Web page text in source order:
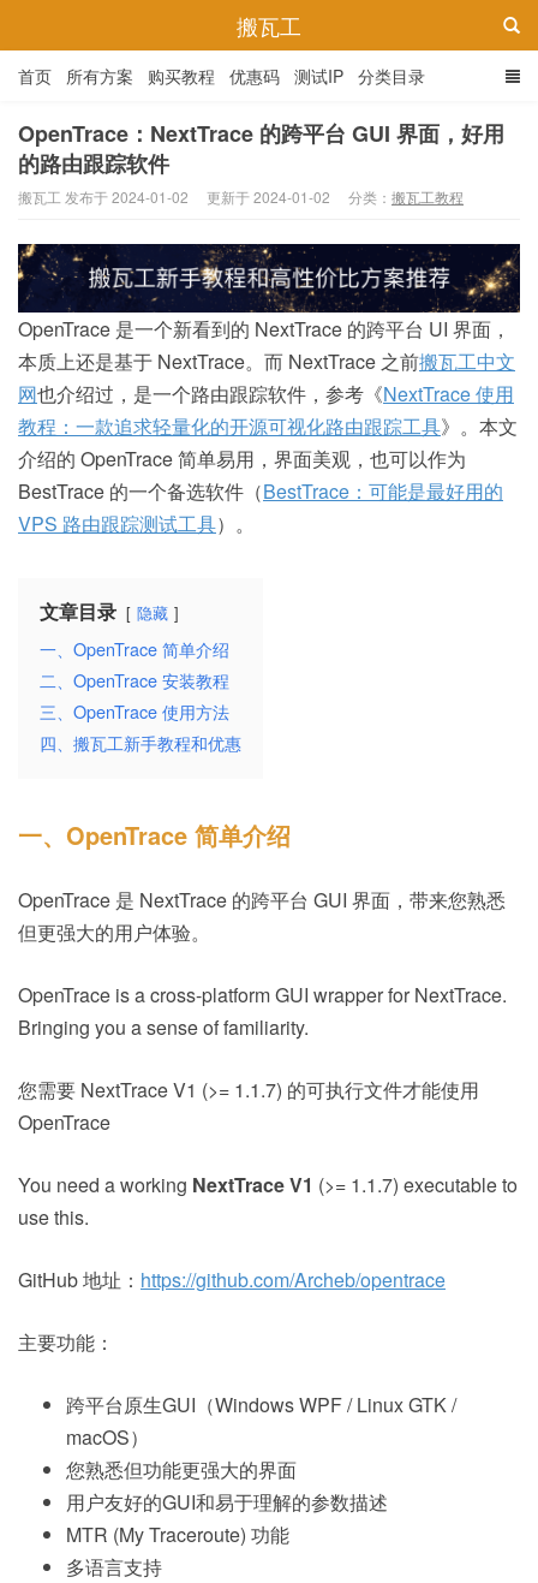
搬瓦工
首页 所有方案 购买教程 优惠码 测试IP 分类目录
OpenTrace：NextTrace 的跨平台 GUI 界面，好用
的路由跟踪软件
搬瓦工 发布于 2024-01-02 更新于 2024-01-02 分类： 搬瓦工教程
OpenTrace 是一个新看到的 NextTrace 的跨平台 UI 界面，
本质上还是基于 NextTrace。而 NextTrace 之前搬瓦工中文
网也介绍过，是一个路由跟踪软件，参考《NextTrace 使用
教程：一款追求轻量化的开源可视化路由跟踪工具》。本文
介绍的 OpenTrace 简单易用，界面美观，也可以作为
BestTrace 的一个备选软件（BestTrace：可能是最好用的
VPS 路由跟踪测试工具）。
文章目录 隐藏
一、OpenTrace 简单介绍
二、OpenTrace 安装教程
三、OpenTrace 使用方法
四、搬瓦工新手教程和优惠
一、OpenTrace 简单介绍
OpenTrace 是 NextTrace 的跨平台 GUI 界面，带来您熟悉
但更强大的用户体验。
OpenTrace is a cross-platform GUI wrapper for NextTrace.
Bringing you a sense of familiarity.
您需要 NextTrace V1 (>= 1.1.7) 的可执行文件才能使用
OpenTrace
You need a working NextTrace V1 (>= 1.1.7) executable to
use this.
GitHub 地址： https://github.com/Archeb/opentrace
主要功能：
跨平台原生GUI（Windows WPF / Linux GTK /
macOS）
您熟悉但功能更强大的界面
用户友好的GUI和易于理解的参数描述
MTR (My Traceroute) 功能
多语言支持